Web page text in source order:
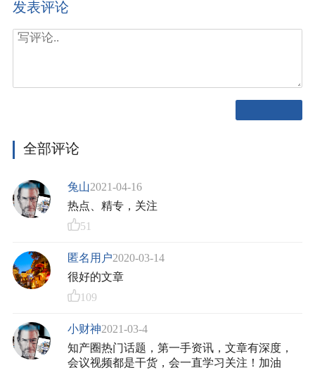
发表评论
全部评论
兔山2021-04-16
热点、精专，关注
51
匿名用户2020-03-14
很好的文章
109
小财神2021-03-4
知产圈热门话题，第一手资讯，文章有深度，
会议视频都是干货，会一直学习关注！加油